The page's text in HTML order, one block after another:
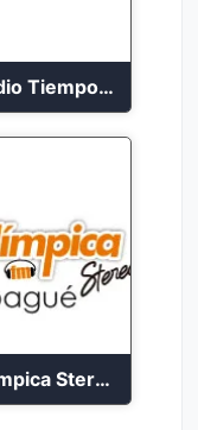
Radio Tiempo Cali En Vivo 2023
Olimpica Stereo Ibagué 94.3 FM